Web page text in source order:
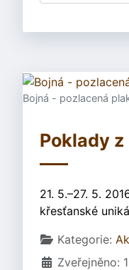
Bojná - pozlacená
Poklady z
21. 5.–27. 5.
křesťanské
Základní údaje
Kategorie:
Zveřejněno: